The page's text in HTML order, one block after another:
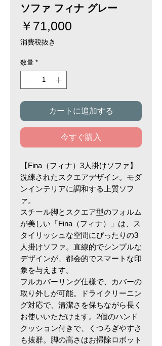
ソファ フィナ グレー
￥71,000
消費税抜き
数量 *
カートに追加する
今すぐ購入
【Fina（フィナ）3人掛けソファ】
洗練されたスクエアデザイン。モダ
ンインテリアに調和する上質ソフ
ァ。
スチール脚とスクエア型のフォルム
が美しい「Fina（フィナ）」は、ス
タイリッシュな空間にぴったりの3
人掛けソファ。直線的でシンプルな
デザインが、都会的でスマートな印
象を与えます。
フルカバーリング仕様で、カバーの
取り外しが可能。ドライクリーニン
グ対応で、清潔さを保ちながら長く
お使いいただけます。2個のハンド
クッション付きで、くつろぎやすさ
も抜群。脚の高さはお掃除ロボット